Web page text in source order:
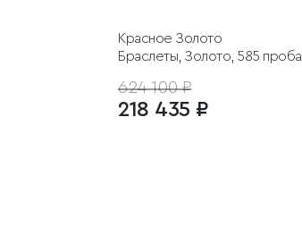
Красное Золото
Браслеты, Золото, 585 проба
624 100 ₽
218 435 ₽